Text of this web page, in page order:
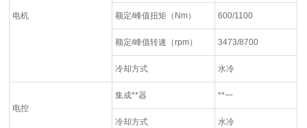
电机 额定/峰值扭矩（Nm） 600/1100
额定/峰值转速（rpm） 3473/8700
冷却方式 水冷
电控
集成**器 **一
冷却方式 水冷